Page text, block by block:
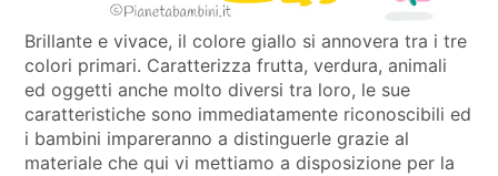
Brillante e vivace, il colore giallo si annovera tra i tre
colori primari. Caratterizza frutta, verdura, animali
ed oggetti anche molto diversi tra loro, le sue
caratteristiche sono immediatamente riconoscibili ed
i bambini impareranno a distinguerle grazie al
materiale che qui vi mettiamo a disposizione per la